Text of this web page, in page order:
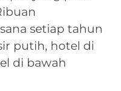
setiap tahun
putih, hotel di
di bawah